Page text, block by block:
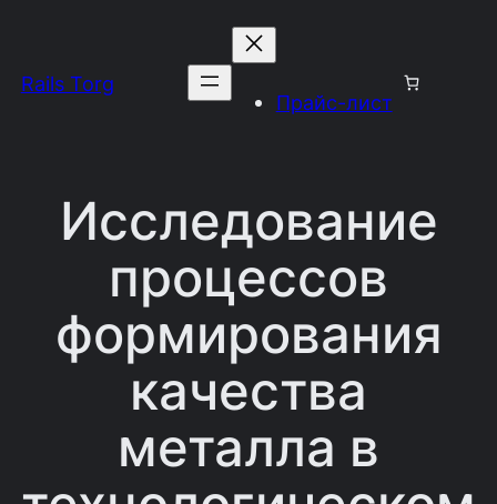
содержимому
Rails Torg
Прайс-лист
Исследование
процессов
формирования
качества
металла в